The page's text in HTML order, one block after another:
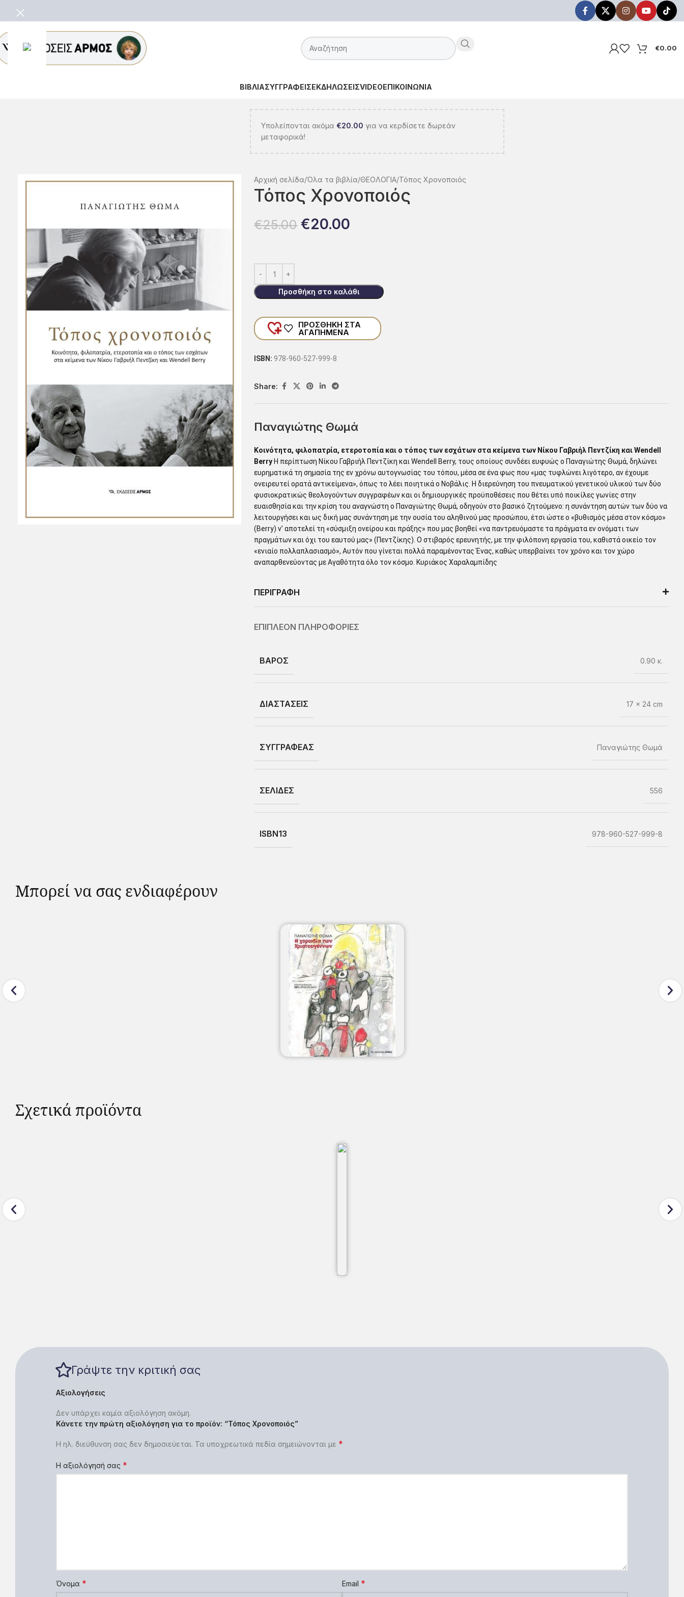
€0.00
ΒΙΒΛΙΑΣΥΓΓΡΑΦΕΙΣΕΚΔΗΛΩΣΕΙΣVIDEOΕΠΙΚΟΙΝΩΝΙΑ
Υπολείπονται ακόμα €20.00 για να κερδίσετε δωρεάν
μεταφορικά!
Αρχική σελίδα Όλα τα βιβλία ΘΕΟΛΟΓΙΑ Τόπος Χρονοποιός
Τόπος Χρονοποιός
€25.00 €20.00
Προσθήκη στο καλάθι
ΠΡΟΣΘΗΚΗ ΣΤΑ
ΑΓΑΠΗΜΕΝΑ
ISBN: 978-960-527-999-8
Share:
Παναγιώτης Θωμά
Κοινότητα, φιλοπατρία, ετεροτοπία και ο τόπος των εσχάτων στα κείμενα των Νίκου Γαβριήλ Πεντζίκη και Wendell
Berry Η περίπτωση Νίκου Γαβριήλ Πεντζίκη και Wendell Berry, τους οποίους συνδέει ευφυώς ο Παναγιώτης Θωμά, δηλώνει
ευρηματικά τη σημασία της εν χρόνω αυτογνωσίας του τόπου, μέσα σε ένα φως που «μας τυφλώνει λιγότερο, αν έχουμε
ονειρευτεί ορατά αντικείμενα», όπως το λέει ποιητικά ο Νοβάλις. Η διερεύνηση του πνευματικού γενετικού υλικού των δύο
φυσιοκρατικώς θεολογούντων συγγραφέων και οι δημιουργικές προϋποθέσεις που θέτει υπό ποικίλες γωνίες στην
ευαισθησία και την κρίση του αναγνώστη ο Παναγιώτης Θωμά, οδηγούν στο βασικό ζητούμενο: η συνάντηση αυτών των δύο να
λειτουργήσει και ως δική μας συνάντηση με την ουσία του αληθινού μας προσώπου, έτσι ώστε ο «βυθισμός μέσα στον κόσμο»
(Berry) ν’ αποτελεί τη «σύσμιξη ονείρου και πράξης» που μας βοηθεί «να παντρευόμαστε τα πράγματα εν ονόματι των
πραγμάτων και όχι του εαυτού μας» (Πεντζίκης). Ο στιβαρός ερευνητής, με την φιλόπονη εργασία του, καθιστά οικείο τον
«ενιαίο πολλαπλασιασμό», Αυτόν που γίνεται πολλά παραμένοντας Ένας, καθώς υπερβαίνει τον χρόνο και τον χώρο
αναπαρθενεύοντας με Αγαθότητα όλο τον κόσμο. Κυριάκος Χαραλαμπίδης
ΠΕΡΙΓΡΑΦΗ
ΕΠΙΠΛΕΟΝ ΠΛΗΡΟΦΟΡΙΕΣ
ΒΑΡΟΣ 0.90 κ.
ΔΙΑΣΤΑΣΕΙΣ 17 × 24 cm
ΣΥΓΓΡΑΦΕΑΣ Παναγιώτης Θωμά
ΣΕΛΙΔΕΣ 556
ISBN13 978-960-527-999-8
Μπορεί να σας ενδιαφέρουν
Σχετικά προϊόντα
Γράψτε την κριτική σας
Αξιολογήσεις
Δεν υπάρχει καμία αξιολόγηση ακόμη.
Κάνετε την πρώτη αξιολόγηση για το προϊόν: “Τόπος Χρονοποιός”
Η ηλ. διεύθυνση σας δεν δημοσιεύεται. Τα υποχρεωτικά πεδία σημειώνονται με *
Η αξιολόγησή σας *
Όνομα * Email *